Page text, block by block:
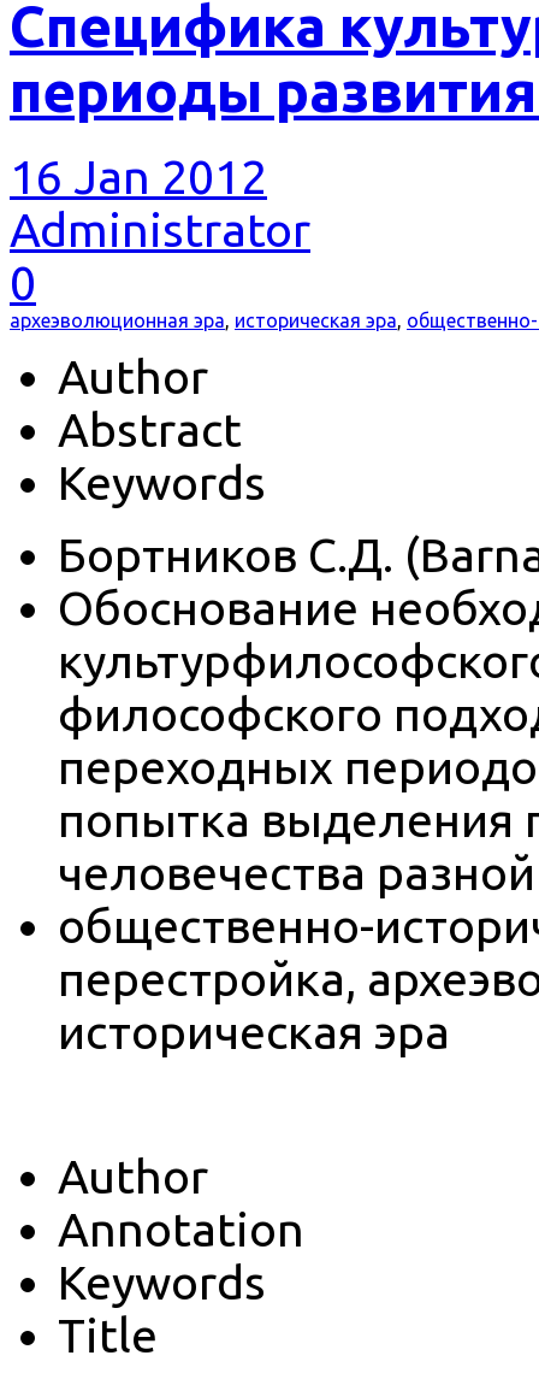
Специфика
периоды
16 Jan 2012
Administrator
0
археэволюционная эра, историческая эра,
Author
Abstract
Keywords
Бортников С.Д.
Обоснование
философского
переходных
попытка выделения
человечества
общественно-
перестройка,
историческая эра
Author
Annotation
Keywords
Title